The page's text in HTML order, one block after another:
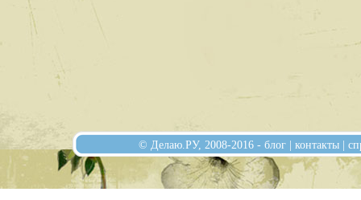
© Делаю.РУ, 2008-2016 - блог | контакты |